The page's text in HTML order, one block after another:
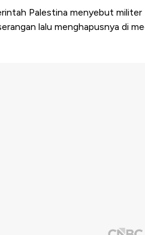
Palestina menyebut
lalu menghapusnya di